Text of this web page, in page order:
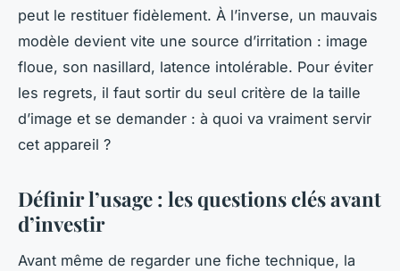
peut le restituer fidèlement. À l’inverse, un mauvais
modèle devient vite une source d’irritation : image
floue, son nasillard, latence intolérable. Pour éviter
les regrets, il faut sortir du seul critère de la taille
d’image et se demander : à quoi va vraiment servir
cet appareil ?
Définir l’usage : les questions clés avant
d’investir
Avant même de regarder une fiche technique, la